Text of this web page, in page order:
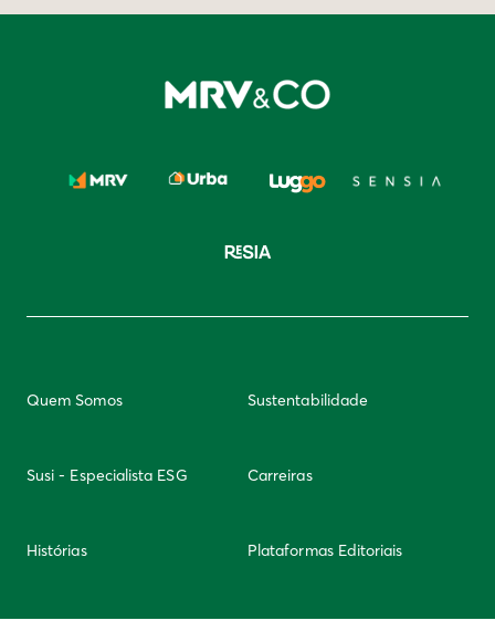
Quem Somos Sustentabilidade
Susi - Especialista ESG Carreiras
Histórias Plataformas Editoriais
Newsletter Integridade